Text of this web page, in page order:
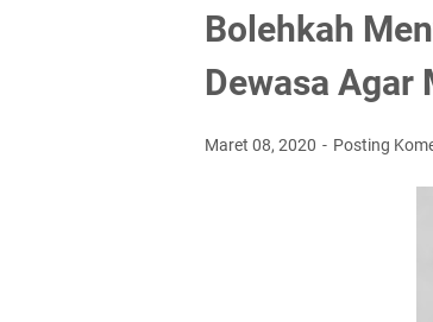
Bolehkah
Dewasa Agar
Maret 08, 2020 Posting